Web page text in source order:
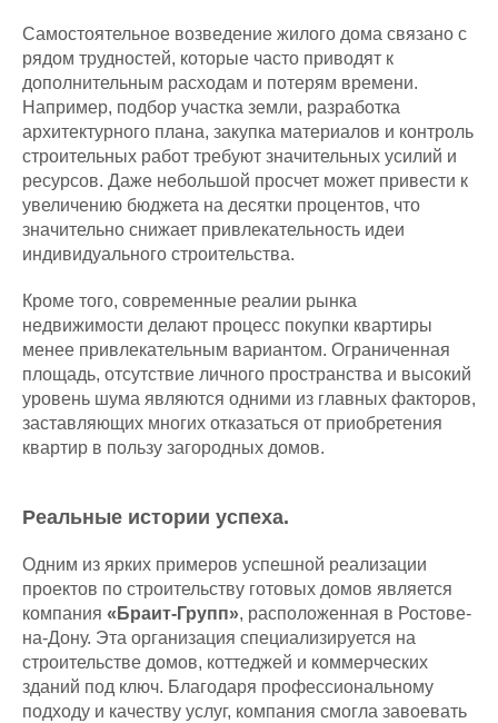
Самостоятельное возведение жилого дома связано с
рядом трудностей, которые часто приводят к
дополнительным расходам и потерям времени.
Например, подбор участка земли, разработка
архитектурного плана, закупка материалов и контроль
строительных работ требуют значительных усилий и
ресурсов. Даже небольшой просчет может привести к
увеличению бюджета на десятки процентов, что
значительно снижает привлекательность идеи
индивидуального строительства.
Кроме того, современные реалии рынка
недвижимости делают процесс покупки квартиры
менее привлекательным вариантом. Ограниченная
площадь, отсутствие личного пространства и высокий
уровень шума являются одними из главных факторов,
заставляющих многих отказаться от приобретения
квартир в пользу загородных домов.
Реальные истории успеха.
Одним из ярких примеров успешной реализации
проектов по строительству готовых домов является
компания «Браит-Групп», расположенная в Ростове-
на-Дону. Эта организация специализируется на
строительстве домов, коттеджей и коммерческих
зданий под ключ. Благодаря профессиональному
подходу и качеству услуг, компания смогла завоевать